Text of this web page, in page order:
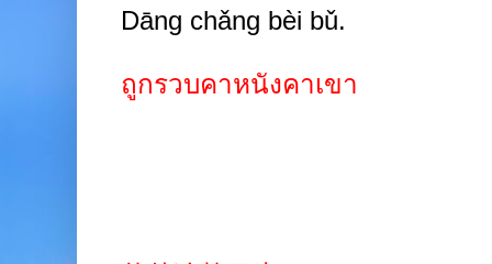
Dāng chǎng bèi bǔ.
ถูกรวบคาหนังคาเขา